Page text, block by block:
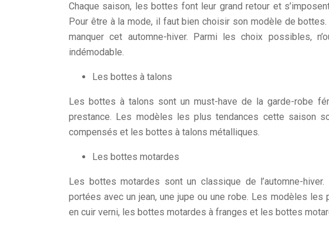
Chaque saison, les bottes font leur grand retour et
Pour être à la mode, il faut bien choisir son modèle de
manquer cet automne-hiver. Parmi les choix possibles,
indémodable.
Les bottes à talons
Les bottes à talons sont un must-have de la garde-robe
prestance. Les modèles les plus tendances cette saison
compensés et les bottes à talons métalliques.
Les bottes motardes
Les bottes motardes sont un classique de l’automne-
portées avec un jean, une jupe ou une robe. Les modèles
en cuir verni, les bottes motardes à franges et les bottes